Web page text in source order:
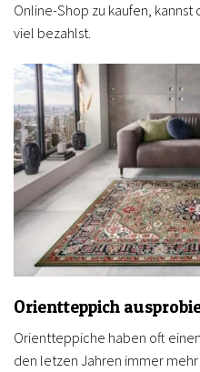
Online-Shop zu kaufen, kannst
viel bezahlst.
Orientteppich
Orientteppiche haben oft
den letzen Jahren immer